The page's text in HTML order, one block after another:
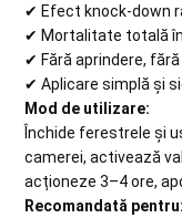
✔ Efect knock-down
✔ Mortalitate totală
✔ Fără aprindere,
✔ Aplicare simplă și
Mod de utilizare:
Închide ferestrele și
camerei, activează
acționeze 3–4 ore,
Recomandată pentru: